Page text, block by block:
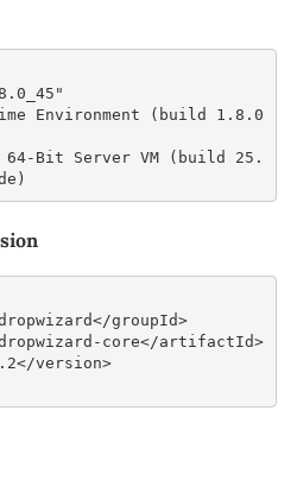
Environment (build 1.8.0
64-Bit Server VM (build 25.
groupId>
core</artifactId>
version>